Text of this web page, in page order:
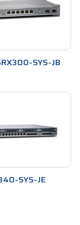
SYS-JB
SYS-JE